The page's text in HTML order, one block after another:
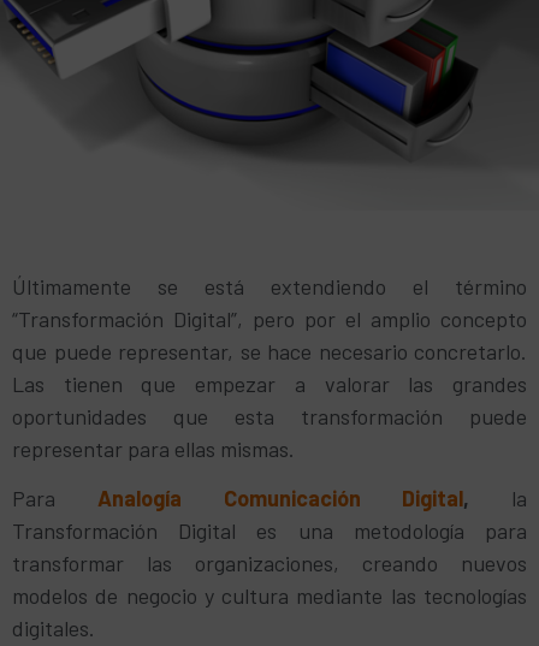
Últimamente se está extendiendo el término
“Transformación Digital”, pero por el amplio concepto
que puede representar, se hace necesario concretarlo.
Las tienen que empezar a valorar las grandes
oportunidades que esta transformación puede
representar para ellas mismas.
Para Analogía Comunicación Digital, la
Transformación Digital es una metodología para
transformar las organizaciones, creando nuevos
modelos de negocio y cultura mediante las tecnologías
digitales.